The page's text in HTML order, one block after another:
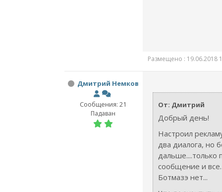
Размещено : 19.06.2018
Дмитрий Немков
Сообщения: 21
Падаван
От: Дмитрий
Добрый день!
Настроил
два диалога, но
дальше....только
сообщение и
Ботмазэ нет...